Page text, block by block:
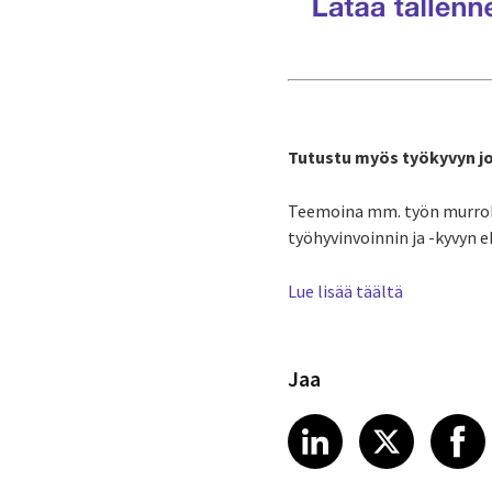
Tutustu myös työkyvyn
Teemoina mm. työn
työhyvinvoinnin ja -kyvyn
Lue lisää täältä
Jaa
Share article
LinkedIn
Share
X